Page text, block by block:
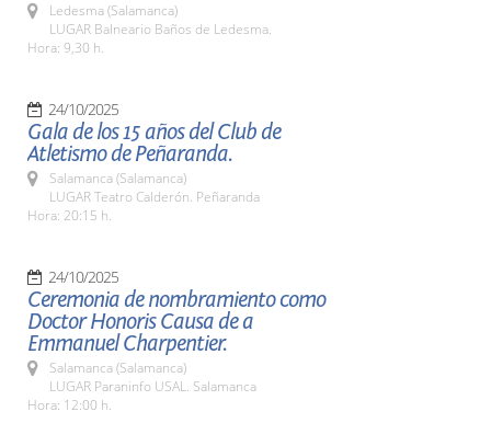
Ledesma (Salamanca)
LUGAR Balneario Baños de Ledesma.
Hora: 9,30 h.
24/10/2025
Gala de los 15 años del Club de
Atletismo de Peñaranda.
Salamanca (Salamanca)
LUGAR Teatro Calderón. Peñaranda
Hora: 20:15 h.
24/10/2025
Ceremonia de nombramiento como
Doctor Honoris Causa de a
Emmanuel Charpentier.
Salamanca (Salamanca)
LUGAR Paraninfo USAL. Salamanca
Hora: 12:00 h.